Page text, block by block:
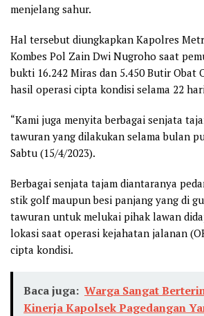
menjelang sahur.
Hal tersebut diungkapkan Kapolres
Kombes Pol Zain Dwi Nugroho saat
bukti 16.242 Miras dan 5.450 Butir Obat
hasil operasi cipta kondisi selama 22
“Kami juga menyita berbagai senjata
tawuran yang dilakukan selama bulan
Sabtu (15/4/2023).
Berbagai senjata tajam diantaranya
stik golf maupun besi panjang yang di
tawuran untuk melukai pihak lawan
lokasi saat operasi kejahatan jalanan
cipta kondisi.
Baca juga: Warga Sangat
Kinerja Kapolsek Pagedangan